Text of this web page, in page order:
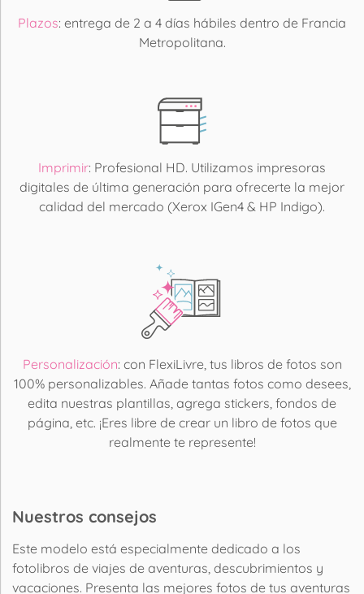
Plazos: entrega de 2 a 4 días hábiles dentro de Francia
Metropolitana.
Imprimir: Profesional HD. Utilizamos impresoras
digitales de última generación para ofrecerte la mejor
calidad del mercado (Xerox IGen4 & HP Indigo).
Personalización: con FlexiLivre, tus libros de fotos son
100% personalizables. Añade tantas fotos como desees,
edita nuestras plantillas, agrega stickers, fondos de
página, etc. ¡Eres libre de crear un libro de fotos que
realmente te represente!
Nuestros consejos
Este modelo está especialmente dedicado a los
fotolibros de viajes de aventuras, descubrimientos y
vacaciones. Presenta las mejores fotos de tus aventuras